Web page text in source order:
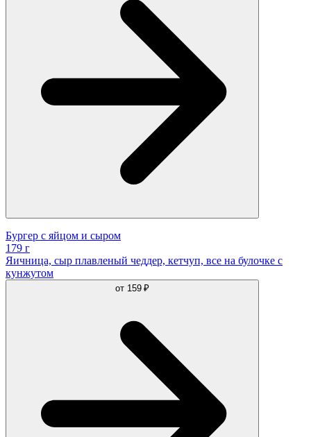
Бургер с яйцом и сыром
179 г
Яичница, сыр плавленый чеддер, кетчуп, все на булочке с
кунжутом
от 159 ₽